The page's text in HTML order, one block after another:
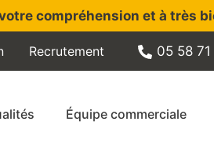
compréhension et à très
Recrutement 05 58
Équipe commerciale